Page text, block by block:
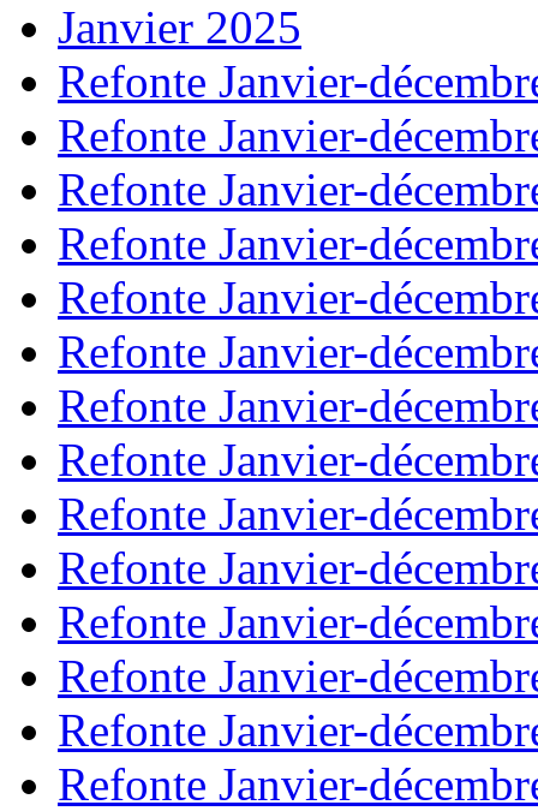
Janvier 2025
Refonte Janvier-
Refonte Janvier-
Refonte Janvier-
Refonte Janvier-
Refonte Janvier-
Refonte Janvier-
Refonte Janvier-
Refonte Janvier-
Refonte Janvier-
Refonte Janvier-
Refonte Janvier-
Refonte Janvier-
Refonte Janvier-
Refonte Janvier-